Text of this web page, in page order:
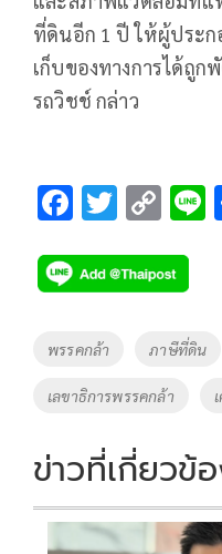
ที่ดินอีก 1 ปี ให้ผู้ประ
เก็บของทางการได้ถู
รถวิชช์ กล่าว
F
e
b
o
o
k
T
tt
er
C
p
y
Li
n
k
Tags
พรรคกล้า ภาษีที่ดิน
เลขาธิการพรรคกล้า
ข่าวที่เกี่ยวข้